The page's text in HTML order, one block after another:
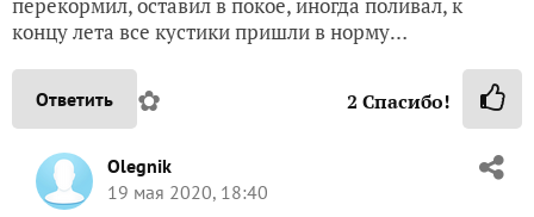
концу лета все кустики пришли в норму…
Ответить ✿ 2 Спасибо!
Olegnik
19 мая 2020, 18:40